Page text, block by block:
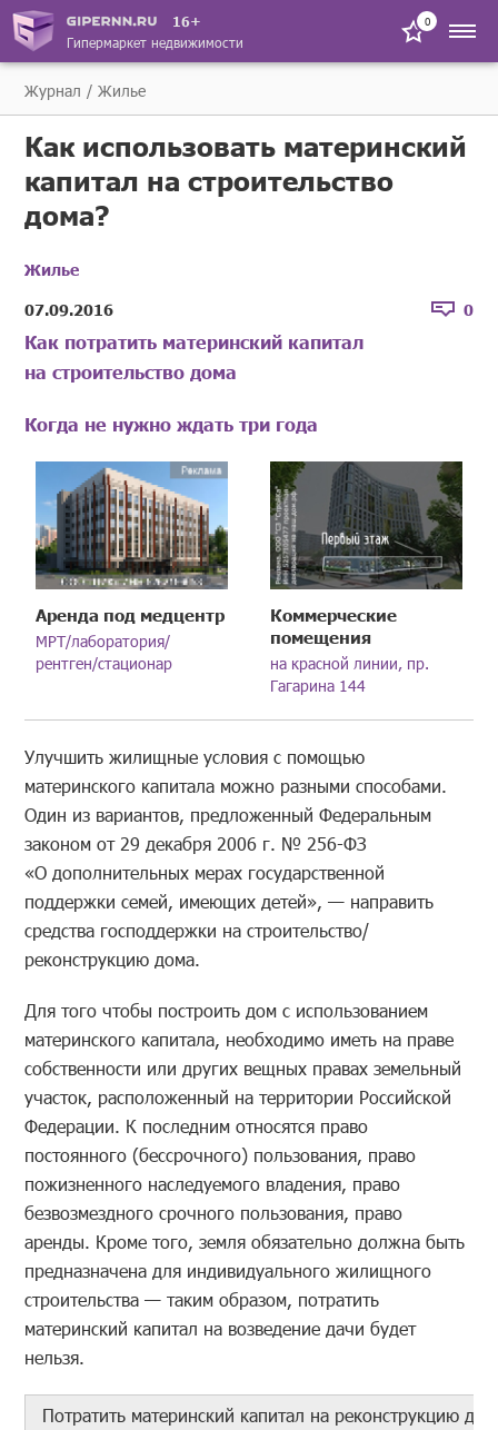
16+
Гипермаркет недвижимости
0
Журнал Жилье
Как использовать материнский
капитал на строительство
дома?
Жилье
07.09.2016
0
Как потратить материнский капитал
на строительство дома
Когда не нужно ждать три года
Аренда под медцентр
МРТ/лаборатория/
рентген/стационар
Коммерческие
помещения
на красной линии, пр.
Гагарина 144
Улучшить жилищные условия с помощью
материнского капитала можно разными способами.
Один из вариантов, предложенный Федеральным
законом от 29 декабря 2006 г. № 256-ФЗ
«О дополнительных мерах государственной
поддержки семей, имеющих детей», — направить
средства господдержки на строительство/
реконструкцию дома.
Для того чтобы построить дом с использованием
материнского капитала, необходимо иметь на праве
собственности или других вещных правах земельный
участок, расположенный на территории Российской
Федерации. К последним относятся право
постоянного (бессрочного) пользования, право
пожизненного наследуемого владения, право
безвозмездного срочного пользования, право
аренды. Кроме того, земля обязательно должна быть
предназначена для индивидуального жилищного
строительства — таким образом, потратить
материнский капитал на возведение дачи будет
нельзя.
Потратить материнский капитал на реконструкцию